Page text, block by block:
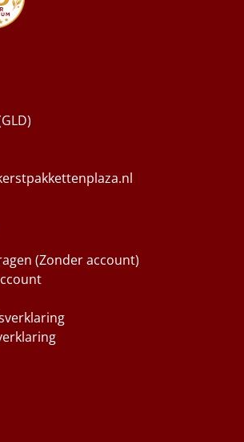
(Zonder account)